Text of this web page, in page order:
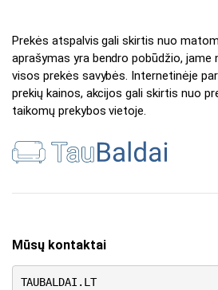
Prekės atspalvis gali skirtis nuo
aprašymas yra bendro pobūdžio, jame
visos prekės savybės. Internetinėje
prekių kainos, akcijos gali skirtis nuo
taikomų prekybos vietoje.
Mūsų kontaktai
TAUBALDAI.LT